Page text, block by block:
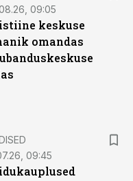
09:05
keskuse
omandas
09:45